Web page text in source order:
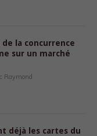
de la concurrence
sur un marché
Raymond
déjà les cartes du